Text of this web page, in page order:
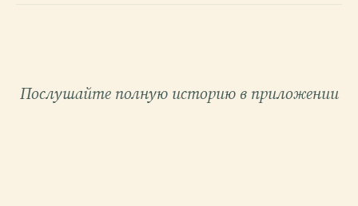
Послушайте полную историю в приложении